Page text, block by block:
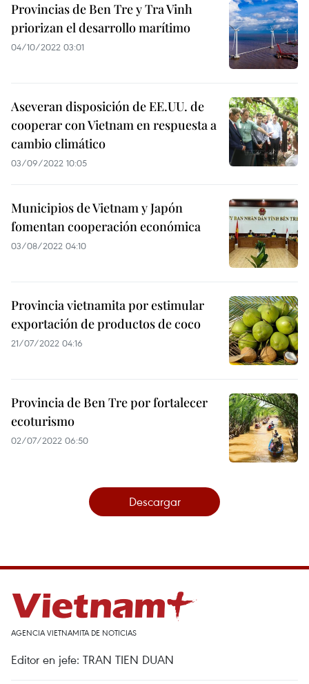
Provincias de Ben Tre y Tra Vinh
priorizan el desarrollo marítimo
04/10/2022 03:01
Aseveran disposición de EE.UU. de
cooperar con Vietnam en respuesta a
cambio climático
03/09/2022 10:05
Municipios de Vietnam y Japón
fomentan cooperación económica
03/08/2022 04:10
Provincia vietnamita por estimular
exportación de productos de coco
21/07/2022 04:16
Provincia de Ben Tre por fortalecer
ecoturismo
02/07/2022 06:50
Descargar
AGENCIA VIETNAMITA DE NOTICIAS
Editor en jefe: TRAN TIEN DUAN